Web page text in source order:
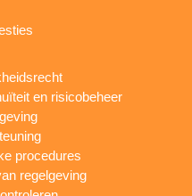
en risicobeheer
procedures
regelgeving